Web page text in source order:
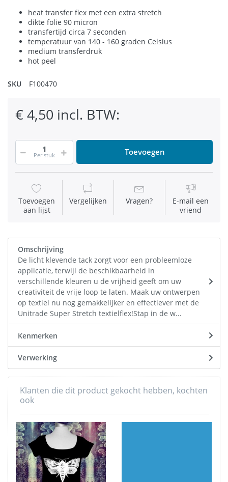
heat transfer flex met een extra stretch
dikte folie 90 micron
transfertijd circa 7 seconden
temperatuur van 140 - 160 graden Celsius
medium transferdruk
hot peel
SKU F100470
€ 4,50 incl. BTW:
Per stuk Toevoegen
Toevoegen
aan lijst
Vergelijken Vragen?
E-mail een
vriend
Omschrijving
De licht klevende tack zorgt voor een probleemloze
applicatie, terwijl de beschikbaarheid in
verschillende kleuren u de vrijheid geeft om uw
creativiteit de vrije loop te laten. Maak uw ontwerpen
op textiel nu nog gemakkelijker en effectiever met de
Unitrade Super Stretch textielflex!Stap in de w...
Kenmerken
Verwerking
Klanten die dit product gekocht hebben, kochten
ook